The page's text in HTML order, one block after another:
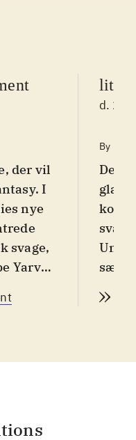
der vil
I
nye
svage,
Yarvi,
vej i
en
på
d. 24.
By
Den
Joe